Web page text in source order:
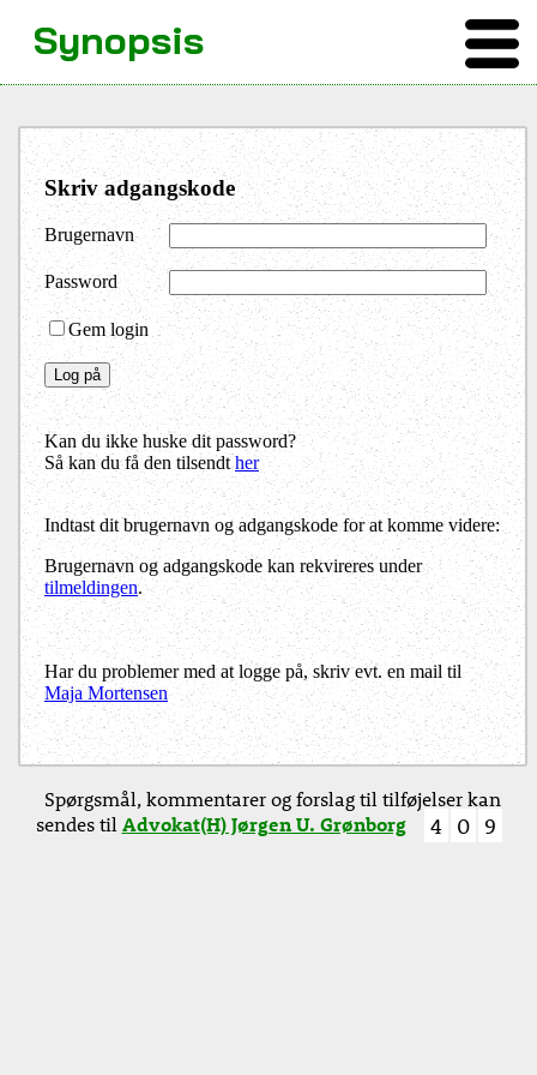
Skriv adgangskode
Brugernavn
Password
Gem login
Kan du ikke huske dit password?
Så kan du få den tilsendther
Indtast dit brugernavn og adgangskode for at komme videre:
Brugernavn og adgangskode kan rekvireres under
tilmeldingen.
Har du problemer med at logge på, skriv evt. en mail til
Maja Mortensen
Synopsis
Spørgsmål, kommentarer og forslag til tilføjelser kan
sendes tilAdvokat(H) Jørgen U. Grønborg 4 0 9